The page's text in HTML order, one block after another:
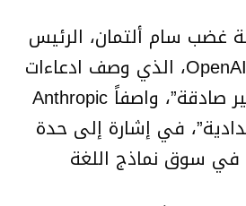
غضب سام ألتمان، الرئيس
التنفيذي لشركة OpenAI، الذي وصف ادعاءات
المنافس بأنها “غير صادقة”، واصفاً Anthropic
في إشارة إلى حدة
في سوق نماذج اللغة